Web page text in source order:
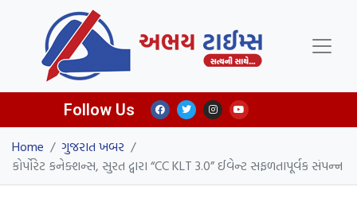
Follow Us
Home / ગુજરાત ખબર /
કોર્પોરેટ કનેક્શન્સ, સુરત દ્વારા “CC KLT 3.0” ઈવેન્ટ સફળતાપૂર્વક સંપન્ન